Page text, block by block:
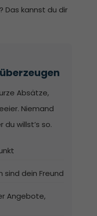
Das kannst du dir
Absätze,
Niemand
willst’s so.
sind dein Freund
Angebote,